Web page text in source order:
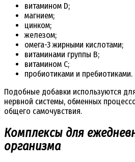
витамином D;
магнием;
цинком;
железом;
омега-3 жирными кислотами;
витаминами группы B;
витамином C;
пробиотиками и пребиотиками.
Подобные добавки используются
нервной системы, обменных
общего самочувствия.
Комплексы для
организма